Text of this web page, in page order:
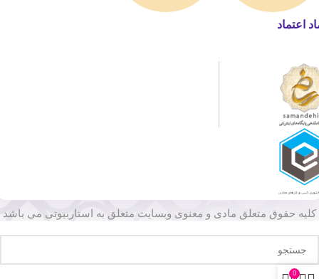
اعتماد
کلیه حقوق متعلق مادی و معنوی وبسایت متعلق به استاربیوتی می باشد
0